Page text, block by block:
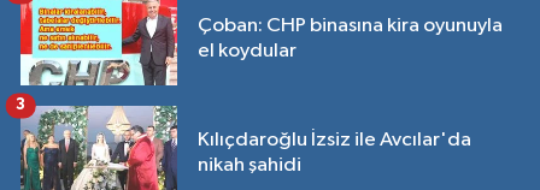
Çoban: CHP binasına kira oyunuyla
el koydular
Kılıçdaroğlu İzsiz ile Avcılar'da
nikah şahidi
3